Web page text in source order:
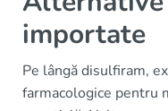
importate
Pe lângă disulfiram,
farmacologice pentru